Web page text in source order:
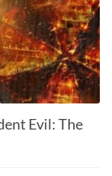
Evil: The